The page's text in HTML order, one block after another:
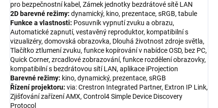
pro bezpečnostní kabel, Zámek jednotky bezdrátové sítě LAN
2D barevné režimy: dynamický, kino, prezentace, sRGB, tabule
Funkce a vlastnosti: Posuvník vypnutí zvuku a obrazu,
Automatické zapnutí, vestavěný reproduktor, kompatibilní s
vizualizéry, domovská obrazovka, Dlouhá životnost zdroje světla,
Tlačítko ztlumení zvuku, funkce kopírování v nabídce OSD, bez PC,
Quick Corner, zrcadlové zobrazování, funkce rozdělení obrazovky,
kompatibilní s bezdrátovou sítí LAN, aplikace iProjection
Barevné režimy: kino, dynamický, prezentace, sRGB
Řízení projektoru: via: Crestron Integrated Partner, Extron IP Link,
Zjišťování zařízení AMX, Control4 Simple Device Discovery
Protocol